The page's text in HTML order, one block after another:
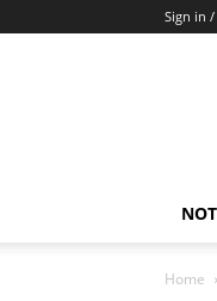
Sign in /
Home